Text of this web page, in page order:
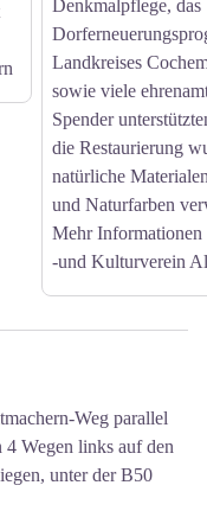
Denkmalpflege, das
Landkreises
sowie viele
Spender
die Restaurierung
natürliche
und Naturfarben
Mehr Informationen
-und Kulturverein
Weg parallel
Wegen links auf den
unter der B50